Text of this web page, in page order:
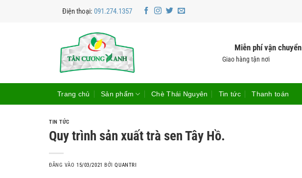
Điện thoại: 091.274.1357
Miễn phí vận chuyển
Giao hàng tận nơi
Trang chủ Sản phẩm Chè Thái Nguyên Tin tức Thanh toán
TIN TỨC
Quy trình sản xuất trà sen Tây Hồ.
ĐĂNG VÀO15/03/2021 BỞIQUANTRI